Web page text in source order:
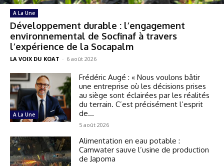
A La Une
Développement durable : l’engagement
environnemental de Socfinaf à travers
l’expérience de la Socapalm
LA VOIX DU KOAT - 6 août 2026
A La Une
Frédéric Augé : « Nous voulons bâtir
une entreprise où les décisions prises
au siège sont éclairées par les réalités
du terrain. C’est précisément l’esprit
de...
5 août 2026
Alimentation en eau potable :
Camwater sauve l’usine de production
de Japoma